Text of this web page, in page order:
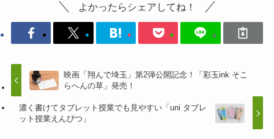
よかったらシェアしてね！
映画「翔んで埼玉」第2弾公開記念！「彩玉ink そこ
らへんの草」発売！
濃く書けてタブレット授業でも見やすい「uni タブレ
ット授業えんぴつ」